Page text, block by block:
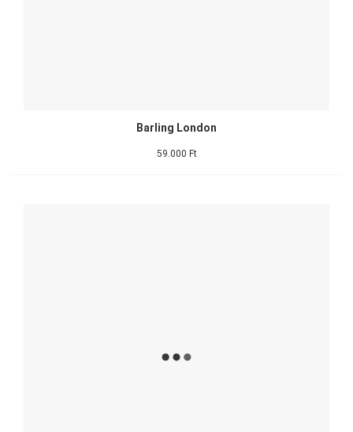
Barling London
59.000 Ft